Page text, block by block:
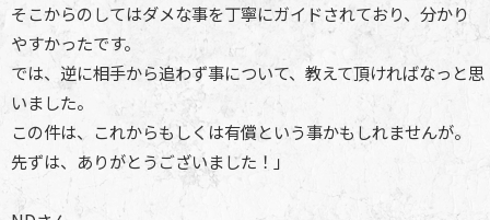
そこからのしてはダメな事を丁寧にガイドされており、分かり
やすかったです。
では、逆に相手から追わず事について、教えて頂ければなっと思
いました。
この件は、これからもしくは有償という事かもしれませんが。
先ずは、ありがとうございました！」